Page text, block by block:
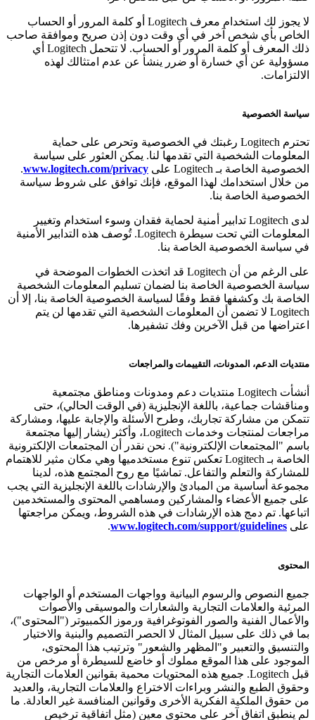
لا يجوز لك استخدام معرف Logitech أو كلمة المرور أو الحساب
الخاص بأي شخص آخر في أي وقت دون إذن صريح وموافقة صاحب
ذلك المعرف أو كلمة المرور أو الحساب. لا تتحمل Logitech أي
مسؤولية عن أي خسارة أو ضرر ينشأ عن عدم امتثالك لهذه
الالتزامات.
سياسة الخصوصية
تحترم Logitech رغبتك في الخصوصية وتحرص على حماية
المعلومات الشخصية التي تقدمها لنا. يمكن العثور على سياسة
الخصوصية الخاصة بـ Logitech على
www.logitech.com/privacy
.
من خلال استخدامك لهذا الموقع، فإنك توافق على شروط سياسة
الخصوصية الخاصة بنا.
لدى Logitech تدابير أمنية لحماية فقدان وسوء استخدام وتغيير
المعلومات التي تحت سيطرة Logitech. تُوصف هذه التدابير الأمنية
في سياسة الخصوصية الخاصة بنا.
على الرغم من أن Logitech قد اتخذت الخطوات الموضحة في
سياسة الخصوصية الخاصة بنا لضمان تسليم المعلومات الشخصية
الخاصة بك وكشفها فقط وفقًا لسياسة الخصوصية الخاصة بنا، إلا أن
Logitech لا تضمن أن المعلومات الشخصية التي تقدمها لن يتم
اعتراضها من قبل الآخرين وفك تشفيرها.
منتديات الدعم، المدونات، التقييمات والمراجعات
أنشأت Logitech منتديات دعم ومدونات ومناطق مجتمعية
ومناقشات جماعية، باللغة الإنجليزية (في الوقت الحالي)، حتى
تتمكن من مشاركة تجاربك، وطرح الأسئلة والإجابة عليها، ومشاركة
مراجعات لمنتجات وخدمات Logitech، وأكثر (يشار إليها مجتمعة
باسم "المجتمعات الإلكترونية"). نحن نقدر أن المجتمعات الإلكترونية
الخاصة بـ Logitech تعكس تنوع مستخدميها وهي مكان مثير للاهتمام
للمشاركة والتعلم والتفاعل. تماشيًا مع روح المجتمع هذه، لدينا
مجموعة أساسية من المبادئ والإرشادات باللغة الإنجليزية التي يجب
على جميع الأعضاء والمشاركين ومساهمي المحتوى والمستخدمين
اتباعها. تم دمج هذه الإرشادات في هذه الشروط، ويمكن مراجعتها
على www.logitech.com/support/guidelines
.
المحتوى
جميع النصوص والرسوم البيانية وواجهات المستخدم أو الواجهات
المرئية والعلامات التجارية والشعارات والموسيقى والأصوات
والأعمال الفنية والصور الفوتوغرافية ورموز الكمبيوتر ("المحتوى")،
بما في ذلك على سبيل المثال لا الحصر التصميم والبنية والاختيار
والتنسيق والتعبير و"المظهر والشعور" وترتيب هذا المحتوى،
الموجود على هذا الموقع مملوك أو خاضع للسيطرة أو مرخص من
قبل Logitech. جميع هذه المحتويات محمية بقوانين العلامات التجارية
وحقوق الطبع والنشر وبراءات الاختراع والعلامات التجارية، والعديد
من حقوق الملكية الفكرية الأخرى وقوانين المنافسة غير العادلة. ما
لم ينطبق اتفاق آخر على محتوى معين (مثل اتفاقية ترخيص